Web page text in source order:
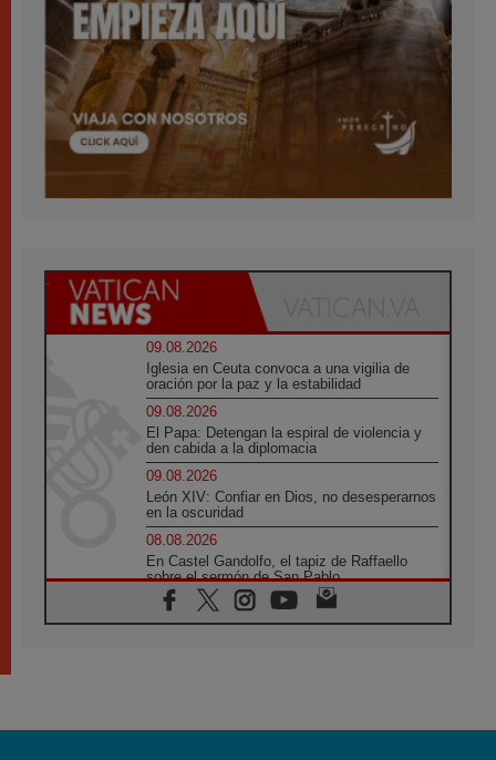
09.08.2026
Iglesia en Ceuta convoca a una vigilia de
oración por la paz y la estabilidad
09.08.2026
El Papa: Detengan la espiral de violencia y
den cabida a la diplomacia
09.08.2026
León XIV: Confiar en Dios, no desesperarnos
en la oscuridad
08.08.2026
En Castel Gandolfo, el tapiz de Raffaello
sobre el sermón de San Pablo
08.08.2026
En Colombia, «la paz no se compra con una
08.08.2026